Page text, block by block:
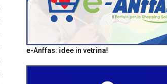
e-Anffas: idee in vetrina!